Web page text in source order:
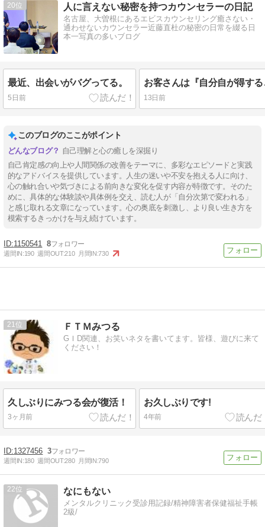
20 人に言えない秘密を持つカウンセラーの日記
名古屋、大曽根にあるエビスカウンセリング癒さない・
通わせないカウンセラー近藤直杜の秘密の日常を綴る日
本一写真の多いブログ
最近、出会いがバグってる。
5日前 13日前
このブログのここがポイント
自己理解と心の癒しを深掘り
自己肯定感の向上や人間関係の改善をテーマに、多彩なエピソードと実践
的なアドバイスを提供しています。人生の迷いや不安を抱える人に向け、
心の触れ合いや気づきによる前向きな変化を促す内容が特徴です。そのた
めに、具体的な体験談や具体例を交え、読む人が「自分次第で変われる」
と感じ取れる文章になっています。心の奥底を刺激し、より良い生き方を
模索するきっかけを与え続けています。
1150541 8
週間IN:190 週間OUT:210 月間IN:730
21 ＦＴＭみつる
GＩD関連、お笑いネタを書いてます。皆様、遊びに来て
ください！
久しぶりにみつる会が復活！
3ヶ月前
お久しぶりです!
4年前
1327456 3
週間IN:180 週間OUT:280 月間IN:790
22 なにもない
メンタルクリニック受診用記録/精神障害者保健福祉手帳
2級/